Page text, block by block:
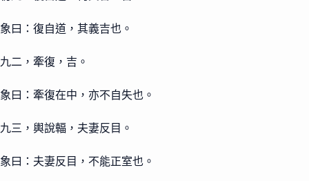
象曰：復自道，其義吉也。
九二，牽復，吉。
象曰：牽復在中，亦不自失也。
九三，輿說輻，夫妻反目。
象曰：夫妻反目，不能正室也。